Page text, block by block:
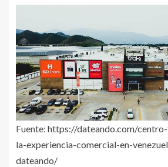
Fuente: https://dateando.com/
la-experiencia-comercial-en-
dateando/